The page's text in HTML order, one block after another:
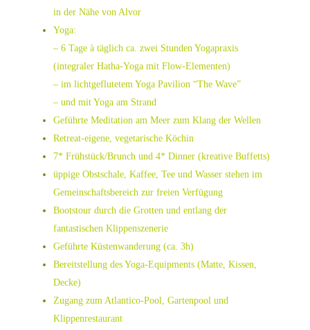
in der Nähe von Alvor
Yoga:
– 6 Tage à täglich ca. zwei Stunden Yogapraxis
(integraler Hatha-Yoga mit Flow-Elementen)
– im lichtgeflutetem Yoga Pavilion “The Wave”
– und mit Yoga am Strand
Geführte Meditation am Meer zum Klang der Wellen
Retreat-eigene, vegetarische Köchin
7* Frühstück/Brunch und 4* Dinner (kreative Buffetts)
üppige Obstschale, Kaffee, Tee und Wasser stehen im
Gemeinschaftsbereich zur freien Verfügung
Bootstour durch die Grotten und entlang der
fantastischen Klippenszenerie
Geführte Küstenwanderung (ca. 3h)
Bereitstellung des Yoga-Equipments (Matte, Kissen,
Decke)
Zugang zum Atlantico-Pool, Gartenpool und
Klippenrestaurant